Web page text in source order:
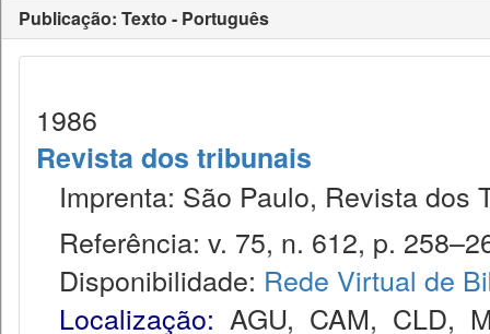
Publicação: Texto - Português
1986
Revista dos tribunais
Imprenta: São Paulo, Revista dos
Referência: v. 75, n. 612, p.
Disponibilidade: Rede Virtual de
Localização: AGU, CAM, CLD,